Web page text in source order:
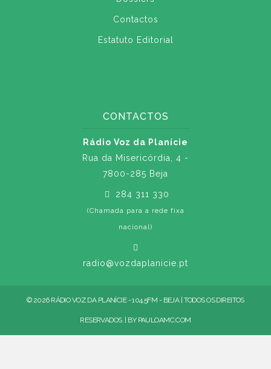
Contactos
Estatuto Editorial
CONTACTOS
Rádio Voz da Planície
Rua da Misericórdia, 4 -
7800-285 Beja
284 311 330
(Chamada para a rede fixa
nacional)
radio@vozdaplanicie.pt
© 2026 RÁDIO VOZ DA PLANÍCIE - 104.5FM - BEJA | TODOS OS DIREITOS
RESERVADOS. | BY PAULOAMC.COM